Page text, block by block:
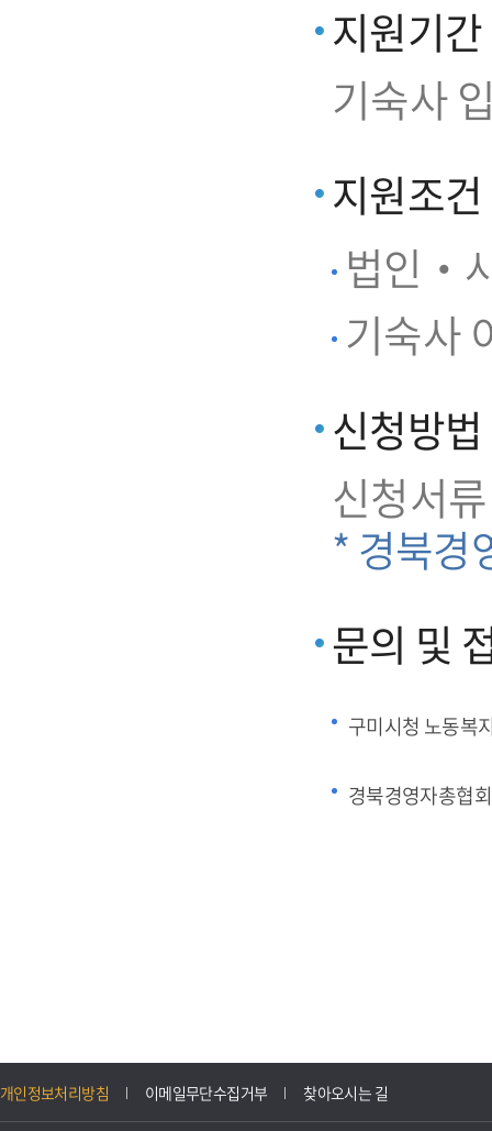
지원기간
기숙사
지원조건
법인‧
기숙사
신청방법
신청서
* 경북경
문의 및
구미시청 노동복
경북경영자총협
개인정보처리방침 이메일무단수집거부 찾아오시는 길